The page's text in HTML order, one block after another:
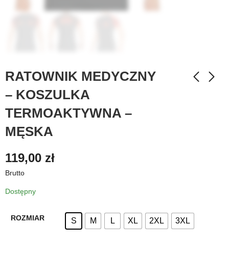
RATOWNIK MEDYCZNY
– KOSZULKA
TERMOAKTYWNA –
MĘSKA
119,00 zł
Brutto
Dostępny
ROZMIAR S M L XL 2XL 3XL